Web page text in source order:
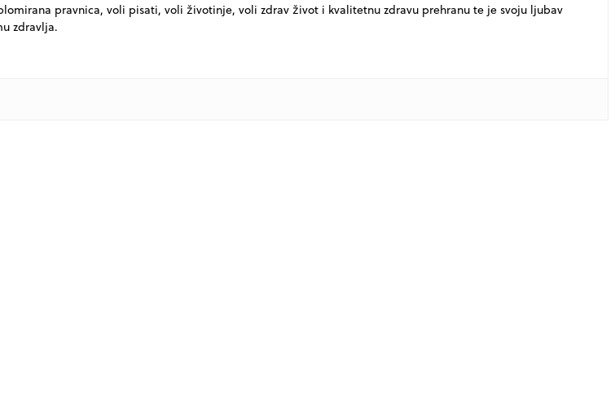
pravnica, voli pisati, voli životinje, voli zdrav život i kvalitetnu zdravu prehranu te je svoju ljubav
zdravlja.